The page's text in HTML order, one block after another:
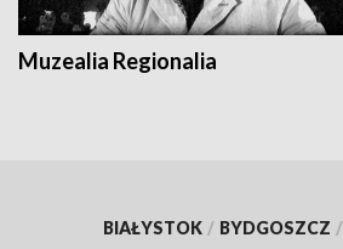
Muzealia Regionalia
BIAŁYSTOK / BYDGOSZCZ /